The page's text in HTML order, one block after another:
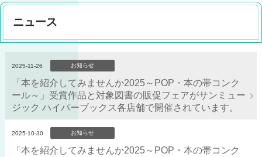
ニュース
2025-11-26 お知らせ
「本を紹介してみませんか2025～POP・本の帯コンク
ール～」受賞作品と対象図書の販促フェアがサンミュー
ジック ハイパーブックス各店舗で開催されています。
2025-10-30 お知らせ
「本を紹介してみませんか2025～POP・本の帯コンク